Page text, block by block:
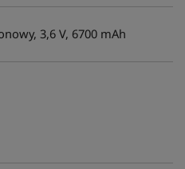
3,6 V, 6700 mAh